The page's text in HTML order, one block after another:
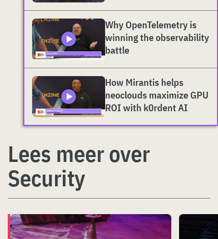
Why OpenTelemetry is
winning the observability
battle
How Mirantis helps
neoclouds maximize GPU
ROI with k0rdent AI
Lees meer over
Security